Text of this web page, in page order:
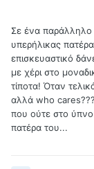
Σε ένα παράλληλο
υπερήλικας
επισκευαστικό
με χέρι στο
τίποτα! Όταν
αλλά who
που ούτε στο ύπνο
πατέρα του...